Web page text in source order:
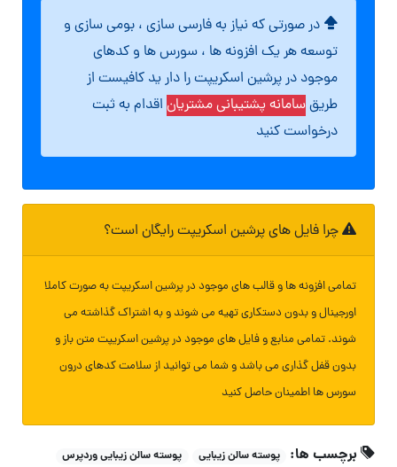
در صورتی که نیاز به فارسی سازی ، بومی سازی و
توسعه هر یک افزونه ها ، سورس ها و کدهای
موجود در پرشین اسکریپت را دار ید کافیست از
طریقسامانه پشتیبانی مشتریان اقدام به ثبت
درخواست کنید
چرا فایل های پرشین اسکریپت رایگان است؟
تمامی افزونه ها و قالب های موجود در پرشین اسکریپت به صورت کاملا
اورجینال و بدون دستکاری تهیه می شوند و به اشتراک گذاشته می
شوند. تمامی منابع و فایل های موجود در پرشین اسکریپت متن باز و
بدون قفل گذاری می باشد و شما می توانید از سلامت کدهای درون
سورس ها اطمینان حاصل کنید
برچسب ها: پوسته سالن زیبایی
پوسته سالن زیبایی وردپرس